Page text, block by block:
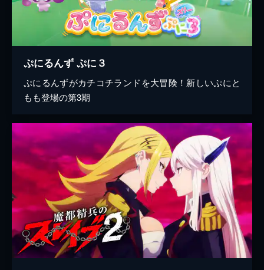
ぷにるんず ぷに３
ぷにるんずがカチコチランドを大冒険！新しいぷにと
もも登場の第3期